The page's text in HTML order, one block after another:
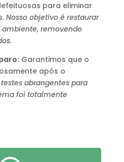
para eliminar
Nosso objetivo é restaurar
removendo
Garantimos que o
após o
abrangentes para
foi totalmente